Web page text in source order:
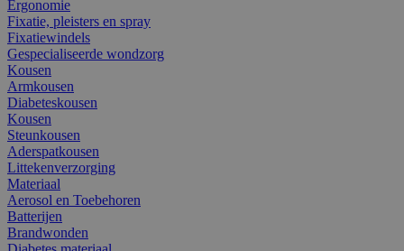
Ergonomie
Fixatie, pleisters en spray
Fixatiewindels
Gespecialiseerde wondzorg
Kousen
Armkousen
Diabeteskousen
Kousen
Steunkousen
Aderspatkousen
Littekenverzorging
Materiaal
Aerosol en Toebehoren
Batterijen
Brandwonden